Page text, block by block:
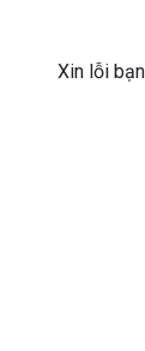
Xin lỗi